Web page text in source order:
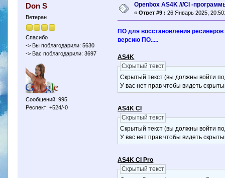
Don S
Ветеран
Спасибо
-> Вы поблагодарили: 5630
-> Вас поблагодарили: 3697
Сообщений: 995
Респект: +524/-0
Openbox AS4K ///CI -
« Ответ #9 : 26 Январь 2025,
ПО для восстановления ресиверов
версию ПО.....
AS4K
Скрытый текст
Скрытый текст (вы должны войти
У вас нет прав чтобы видеть
AS4K CI
Скрытый текст
Скрытый текст (вы должны войти
У вас нет прав чтобы видеть
AS4K CI Pro
Скрытый текст